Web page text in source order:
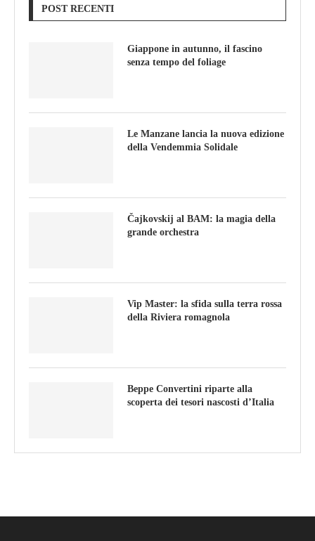
POST RECENTI
Giappone in autunno, il fascino
senza tempo del foliage
Le Manzane lancia la nuova edizione
della Vendemmia Solidale
Čajkovskij al BAM: la magia della
grande orchestra
Vip Master: la sfida sulla terra rossa
della Riviera romagnola
Beppe Convertini riparte alla
scoperta dei tesori nascosti d’Italia